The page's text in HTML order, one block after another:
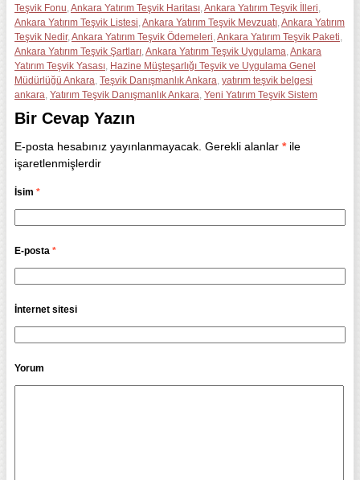
Teşvik Fonu Ankara Yatırım Teşvik Haritası Ankara Yatırım Teşvik İlleri
Ankara Yatırım Teşvik Listesi Ankara Yatırım Teşvik Mevzuatı Ankara Yatırım
Teşvik Nedir, Ankara Yatırım Teşvik Ödemeleri Ankara Yatırım Teşvik Paketi
Ankara Yatırım Teşvik Şartları Ankara Yatırım Teşvik Uygulama Ankara
Yatırım Teşvik Yasası Hazine Müşteşarlığı Teşvik ve Uygulama Genel
Müdürlüğü Ankara Teşvik Danışmanlık Ankara yatırım teşvik belgesi
ankara Yatırım Teşvik Danışmanlık Ankara Yeni Yatırım Teşvik Sistem
Bir Cevap Yazın
E-posta hesabınız yayınlanmayacak. Gerekli alanlar *ile
işaretlenmişlerdir
İsim *
E-posta *
İnternet sitesi
Yorum